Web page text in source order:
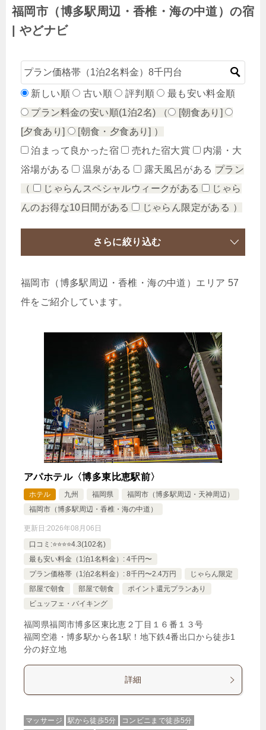
福岡市（博多駅周辺・香椎・海の中道）の宿
| やどナビ
新しい順 古い順 評判順
最も安い料金順
プラン料金の安い順(1泊2名)
（
[朝食あり]
[夕食あり]
[朝食・夕食あり] ）
泊まって良かった宿
売れた宿大賞
内湯・大
浴場がある
温泉がある 露天風呂がある プラン
（
じゃらんスペシャルウィークがある
じゃら
んのお得な10日間がある
じゃらん限定がある ）
さらに絞り込む
福岡市（博多駅周辺・香椎・海の中道）エリア 57
件をご紹介しています。
アパホテル〈博多東比恵駅前〉
ホテル 九州 福岡県
福岡市（博多駅周辺・天神周辺）
福岡市（博多駅周辺・香椎・海の中道）
更新日:2026年08月06日
口コミ:⭐️⭐️⭐️⭐️4.3(102名)
最も安い料金（1泊1名料金）: 4千円〜
プラン価格帯（1泊2名料金）: 8千円〜2.4万円
じゃらん限定
部屋で朝食
部屋で朝食
ポイント還元プランあり
ビュッフェ・バイキング
福岡県福岡市博多区東比恵２丁目１６番１３号
福岡空港・博多駅から各1駅！地下鉄4番出口から徒歩1
分の好立地
詳細
マッサージ 駅から徒歩5分
コンビニまで徒歩5分